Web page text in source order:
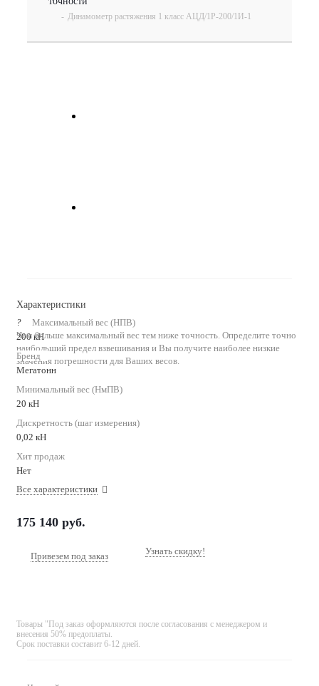
- Динамометр растяжения 1 класс АЦД/1Р-200/1И-1
Характеристики
?
Чем больше максимальный вес тем ниже точность. Определите точно
наибольший предел взвешивания и Вы получите наиболее низкие
значения погрешности для Ваших весов.
Максимальный вес (НПВ)
200 кН
Бренд
Мегатонн
Минимальный вес (НмПВ)
20 кН
Дискретность (шаг измерения)
0,02 кН
Хит продаж
Нет
Все характеристики
175 140 руб.
Привезем под заказ Узнать скидку!
Товары "Под заказ оформляются после согласования с менеджером и
внесения 50% предоплаты.
Срок поставки составит 6-12 дней.